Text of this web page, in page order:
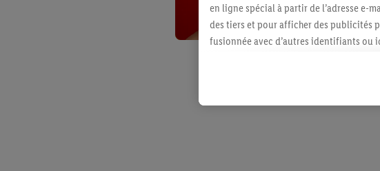
en ligne spécial à partir de l’adresse e-
des tiers et pour afficher des publicités
fusionnée avec d’autres identifiants ou
vous avez montré de l’intérêt (par
l’achat) peuvent également être
plusieurs services de Lidl peuvent vous